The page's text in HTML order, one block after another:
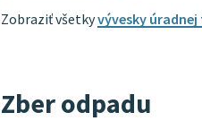
Zobraziť všetkyvývesky
Zber odpadu